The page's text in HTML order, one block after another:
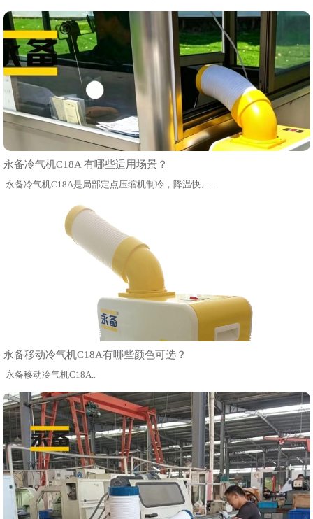
永备冷气机C18A 有哪些适用场景？
永备冷气机C18A是局部定点压缩机制冷，降温快、..
永备移动冷气机C18A有哪些颜色可选？
永备移动冷气机C18A..